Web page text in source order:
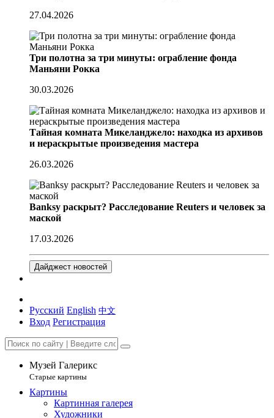
27.04.2026
Три полотна за три минуты: ограбление фонда
Маньяни Рокка
30.03.2026
Тайная комната Микеланджело: находка из архивов
и нераскрытые произведения мастера
26.03.2026
Banksy раскрыт? Расследование Reuters и человек за
маской
17.03.2026
Дайджест новостей
Русский English 中文
Вход Регистрация
Музей Галерикс
Старые картины
Картины
Картинная галерея
Художники